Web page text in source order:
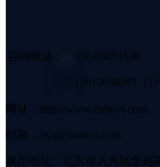
咨询电话： 010-80251636
15810080589（
网址：http://www.motovi.com
邮箱：hyq@motovi.com
展厅地址：北京市大兴区金苑